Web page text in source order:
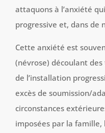
attaquons à l’anxiété
progressive et, dans de
Cette anxiété est
(névrose) découlant des
de l’installation
excès de soumission/
circonstances
imposées par la